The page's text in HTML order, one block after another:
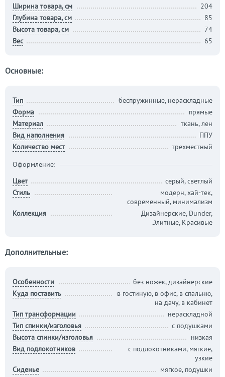
Ширина товара, см
204
Глубина товара, см
85
Высота товара, см
74
Вес
65
Основные:
Тип
беспружинные, нераскладные
Форма
прямые
Материал
ткань, лен
Вид наполнения
ППУ
Количество мест
трехместный
Оформление:
Цвет
серый, светлый
Стиль
модерн, хай-тек,
современный, минимализм
Коллекция
Дизайнерские, Dunder,
Элитные, Красивые
Дополнительные:
Особенности
без ножек, дизайнерские
Куда поставить
в гостиную, в офис, в спальню,
на дачу, в кабинет
Тип трансформации
нераскладной
Тип спинки/изголовья
с подушками
Высота спинки/изголовья
низкая
Вид подлокотников
с подлокотниками, мягкие,
узкие
Сиденье
мягкое, подушки